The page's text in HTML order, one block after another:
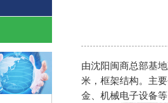
由沈阳闽商总部基
米，框架结构。 主
金 、机械电子设备